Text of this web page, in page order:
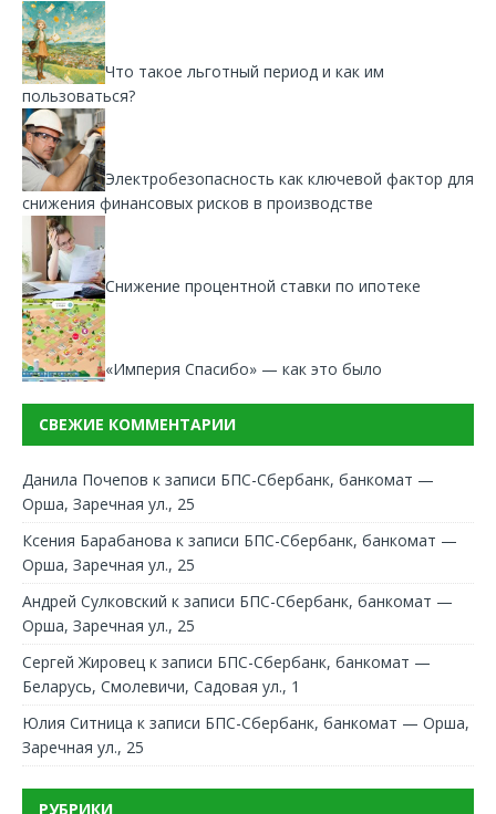
Что такое льготный период и как им
пользоваться?
Электробезопасность как ключевой фактор для
снижения финансовых рисков в производстве
Снижение процентной ставки по ипотеке
«Империя Спасибо» — как это было
СВЕЖИЕ КОММЕНТАРИИ
Данила Почепов к записи БПС-Сбербанк, банкомат —
Орша, Заречная ул., 25
Ксения Барабанова к записи БПС-Сбербанк, банкомат —
Орша, Заречная ул., 25
Андрей Сулковский к записи БПС-Сбербанк, банкомат —
Орша, Заречная ул., 25
Сергей Жировец к записи БПС-Сбербанк, банкомат —
Беларусь, Смолевичи, Садовая ул., 1
Юлия Ситница к записи БПС-Сбербанк, банкомат — Орша,
Заречная ул., 25
РУБРИКИ